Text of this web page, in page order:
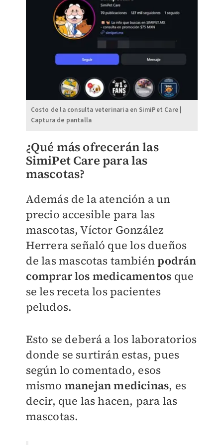
Costo de la consulta veterinaria en SimiPet Care |
Captura de pantalla
¿Qué más ofrecerán las
SimiPet Care para las
mascotas?
Además de la atención a un
precio accesible para las
mascotas, Víctor González
Herrera señaló que los dueños
de las mascotas tambiénpodrán
comprar los medicamentos que
se les receta los pacientes
peludos.
Esto se deberá a los laboratorios
donde se surtirán estas, pues
según lo comentado, esos
mismo manejan medicinas, es
decir, que las hacen, para las
mascotas.